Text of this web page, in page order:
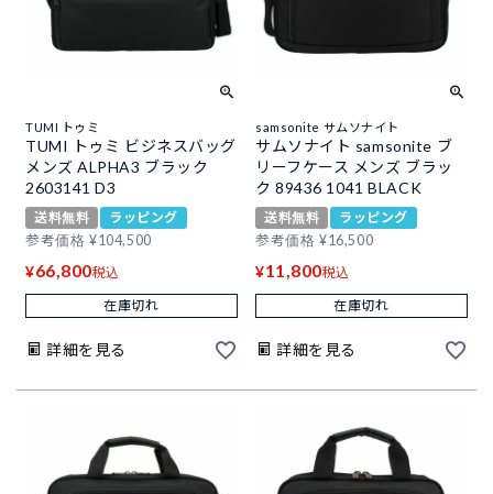
TUMI トゥミ
TUMI トゥミ ビジネスバッグ
メンズ ALPHA3 ブラック
2603141 D3
送料無料
ラッピング
参考価格 ¥104,500
¥66,800税込
在庫切れ
詳細を見る
samsonite サムソナイト
サムソナイト samsonite ブ
リーフケース メンズ ブラッ
ク 89436 1041 BLACK
送料無料
ラッピング
参考価格 ¥16,500
¥11,800税込
在庫切れ
詳細を見る